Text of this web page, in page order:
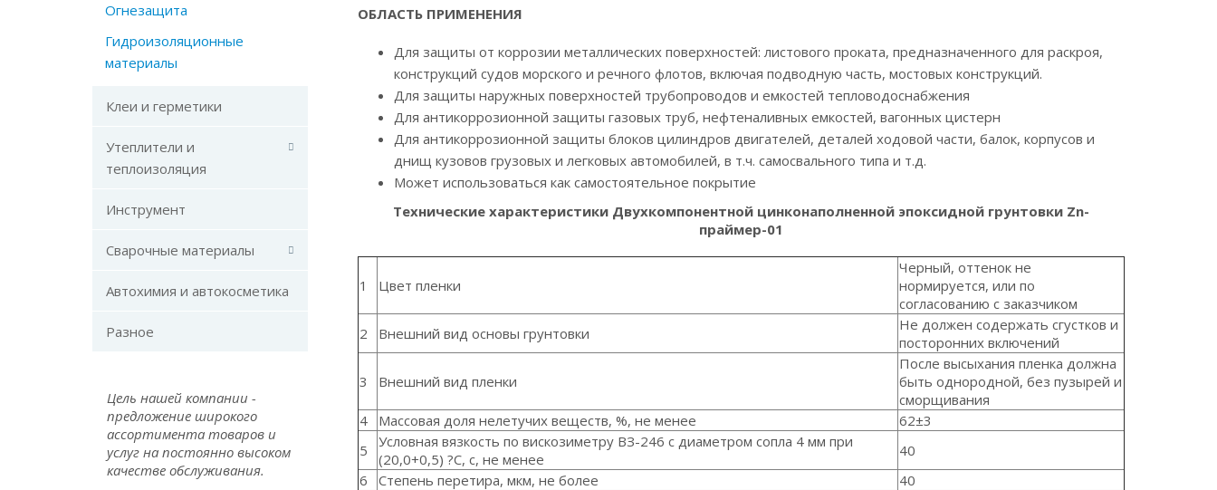
Огнезащита
Гидроизоляционные
материалы
Клеи и герметики
Утеплители и
теплоизоляция
Инструмент
Сварочные материалы
Автохимия и автокосметика
Разное
Цель нашей компании -
предложение широкого
ассортимента товаров и
услуг на постоянно высоком
качестве обслуживания.
ОБЛАСТЬ ПРИМЕНЕНИЯ
Для защиты от коррозии металлических поверхностей: листового проката, предназначенного для раскроя,
конструкций судов морского и речного флотов, включая подводную часть, мостовых конструкций.
Для защиты наружных поверхностей трубопроводов и емкостей тепловодоснабжения
Для антикоррозионной защиты газовых труб, нефтеналивных емкостей, вагонных цистерн
Для антикоррозионной защиты блоков цилиндров двигателей, деталей ходовой части, балок, корпусов и
днищ кузовов грузовых и легковых автомобилей, в т.ч. самосвального типа и т.д.
Может использоваться как самостоятельное покрытие
Технические характеристики Двухкомпонентной цинконаполненной эпоксидной грунтовки Zn-
праймер-01
1 Цвет пленки
Черный, оттенок не
нормируется, или по
согласованию с заказчиком
2
Внешний вид основы грунтовки
Не должен содержать сгустков и
посторонних включений
3 Внешний вид пленки
После высыхания пленка должна
быть однородной, без пузырей и
сморщивания
4
Массовая доля нелетучих веществ, %, не менее
62±3
5
Условная вязкость по вискозиметру ВЗ-246 с диаметром сопла 4 мм при
(20,0+0,5) ?С, с, не менее
40
6
Степень перетира, мкм, не более 40